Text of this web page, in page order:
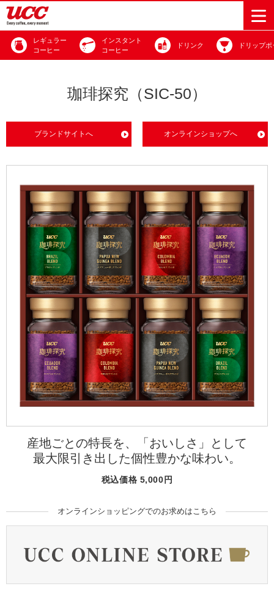
レギュラーコ
インスタント
ドリップポッ
コーヒーギフ
Vision
サステナビ
リティビジ
する手助けを
サステナブ
ルなコーヒ
ー調達
サステナビ
リティ教育
コーヒー×
健康
する手助けを
カーボンニ
ュートラル
ポジティブ
環境と社会
人権の尊重
サーキュラ
ーエコノミ
ー
ハワイ
Challenge
サステナビ
リティチャ
レンジ
Sustainability
Report
サステナビ
リティレポ
ート
トップメッ
＆ バリュ
コーポレー
トメッセー
ジ
企業概要
ニュースリ
リース
コーヒー関
ビス事業
コーヒーマ
シン事業
地域・戦略
事業
海外事業
グループサ
サステナビ
研究活動
UCC神戸コ
ーヒービレ
ッジ
ウェブマガ
ジン
レギュラー
コーヒー
インスタント
コーヒー
ドリンク ドリップ
珈琲探究（SIC-50）
ブランドサイトへ オンラインショップへ
産地ごとの特長を、「おいしさ」として
最大限引き出した個性豊かな味わい。
税込価格 5,000円
オンラインショッピングでのお求めはこちら